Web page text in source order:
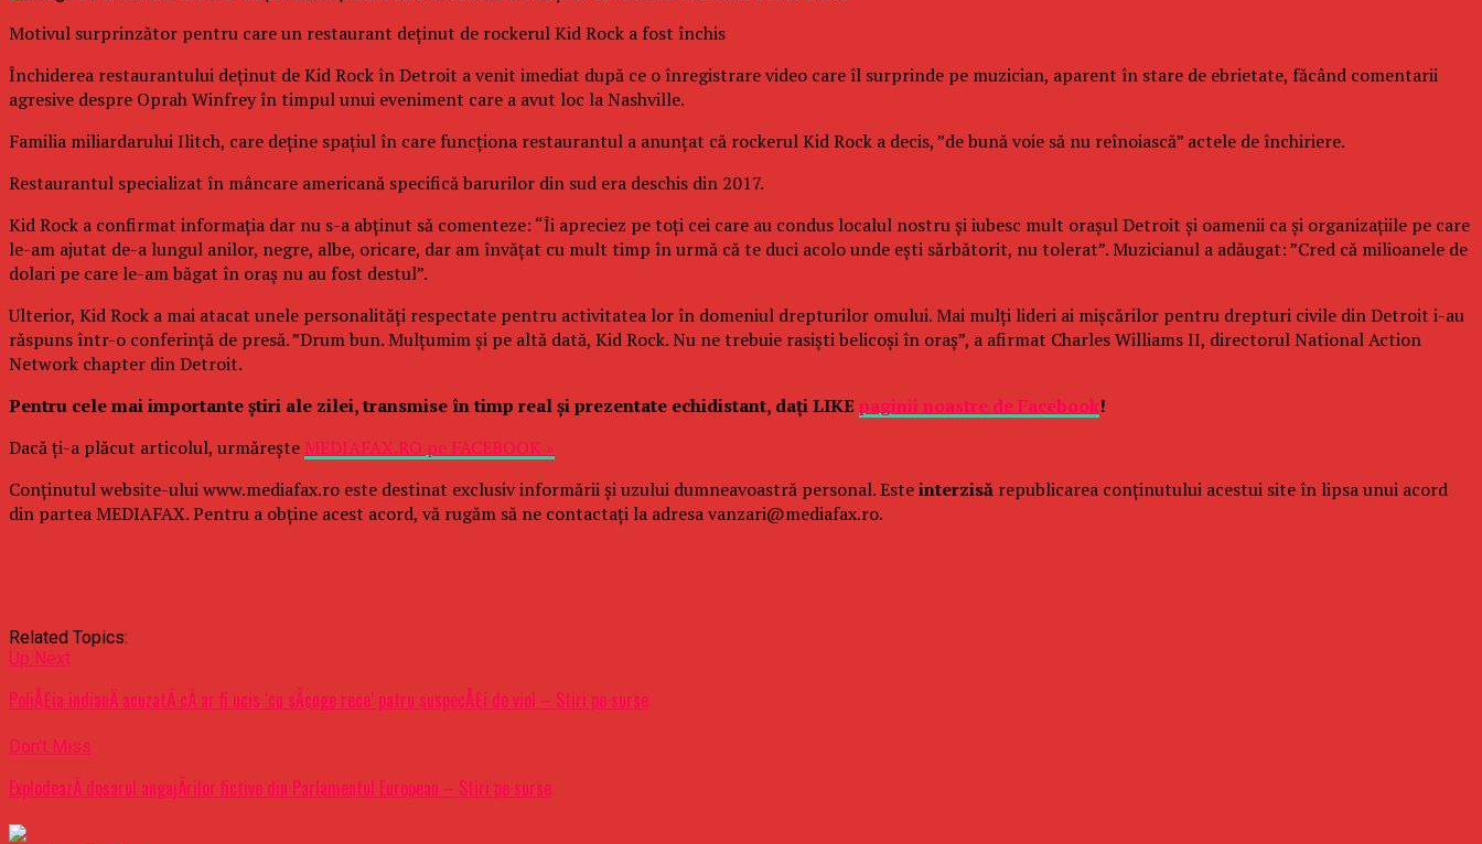
Motivul surprinzător pentru care un restaurant deţinut de rockerul Kid Rock a fost închis
Închiderea restaurantului deţinut de Kid Rock în Detroit a venit imediat după ce o înregistrare video care îl surprinde pe muzician, aparent în stare de ebrietate, făcând comentarii
agresive despre Oprah Winfrey în timpul unui eveniment care a avut loc la Nashville.
Familia miliardarului Ilitch, care deţine spaţiul în care funcţiona restaurantul a anunţat că rockerul Kid Rock a decis, ”de bună voie să nu reînoiască” actele de închiriere.
Restaurantul specializat în mâncare americană specifică barurilor din sud era deschis din 2017.
Kid Rock a confirmat informaţia dar nu s-a abţinut să comenteze: “Îi apreciez pe toţi cei care au condus localul nostru şi iubesc mult oraşul Detroit şi oamenii ca şi organizaţiile pe care
le-am ajutat de-a lungul anilor, negre, albe, oricare, dar am învăţat cu mult timp în urmă că te duci acolo unde eşti sărbătorit, nu tolerat”. Muzicianul a adăugat: ”Cred că milioanele de
dolari pe care le-am băgat în oraş nu au fost destul”.
Ulterior, Kid Rock a mai atacat unele personalităţi respectate pentru activitatea lor în domeniul drepturilor omului. Mai mulţi lideri ai mişcărilor pentru drepturi civile din Detroit i-au
răspuns într-o conferinţă de presă. ”Drum bun. Mulţumim şi pe altă dată, Kid Rock. Nu ne trebuie rasişti belicoşi în oraş”, a afirmat Charles Williams II, directorul National Action
Network chapter din Detroit.
Pentru cele mai importante ştiri ale zilei, transmise în timp real şi prezentate echidistant, daţi LIKE paginii noastre de Facebook!
Dacă ţi-a plăcut articolul, urmăreşte MEDIAFAX.RO pe FACEBOOK »
Conținutul website-ului www.mediafax.ro este destinat exclusiv informării și uzului dumneavoastră personal. Esteinterzisă republicarea conținutului acestui site în lipsa unui acord
din partea MEDIAFAX. Pentru a obține acest acord, vă rugăm să ne contactați la adresa vanzari@mediafax.ro.
Related Topics:
Up Next
PoliÅ£ia indianÄ acuzatÄ cÄ ar fi ucis ‘cu sÃ¢nge rece’ patru suspecÅ£i de viol – Stiri pe surse
Don't Miss
ExplodeazÄ dosarul angajÄrilor fictive din Parlamentul European – Stiri pe surse